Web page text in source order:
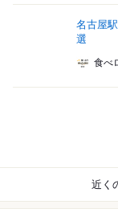
名古屋
選
食べ
近く